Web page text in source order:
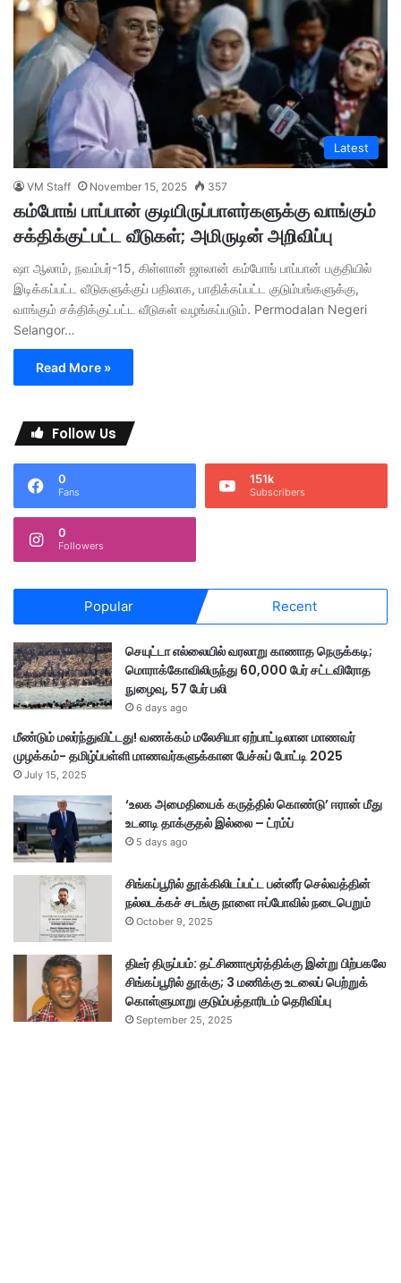
Latest
VM Staff November 15, 2025 357
கம்போங் பாப்பான் குடியிருப்பாளர்களுக்கு வாங்கும்
சக்திக்குட்பட்ட வீடுகள்; அமிருடின் அறிவிப்பு
ஷா ஆலாம், நவம்பர்-15, கிள்ளான் ஜாலான் கம்போங் பாப்பான் பகுதியில்
இடிக்கப்பட்ட வீடுகளுக்குப் பதிலாக, பாதிக்கப்பட்ட குடும்பங்களுக்கு,
வாங்கும் சக்திக்குட்பட்ட வீடுகள் வழங்கப்படும். Permodalan Negeri
Selangor…
Read More »
Follow Us
0
Fans
151k
Subscribers
0
Followers
Popular Recent
செயுட்டா எல்லையில் வரலாறு காணாத நெருக்கடி;
மொராக்கோவிலிருந்து 60,000 பேர் சட்டவிரோத
நுழைவு, 57 பேர் பலி
6 days ago
மீண்டும் மலர்ந்துவிட்டது! வணக்கம் மலேசியா ஏற்பாட்டிலான மாணவர்
முழக்கம்- தமிழ்ப்பள்ளி மாணவர்களுக்கான பேச்சுப் போட்டி 2025
July 15, 2025
‘உலக அமைதியைக் கருத்தில் கொண்டு’ ஈரான் மீது
உடனடி தாக்குதல் இல்லை – ட்ரம்ப்
5 days ago
சிங்கப்பூரில் தூக்கிலிடப்பட்ட பன்னீர் செல்வத்தின்
நல்லடக்கச் சடங்கு நாளை ஈப்போவில் நடைபெறும்
October 9, 2025
திடீர் திருப்பம்: தட்சிணாமூர்த்திக்கு இன்று பிற்பகலே
சிங்கப்பூரில் தூக்கு; 3 மணிக்கு உடலைப் பெற்றுக்
கொள்ளுமாறு குடும்பத்தாரிடம் தெரிவிப்பு
September 25, 2025